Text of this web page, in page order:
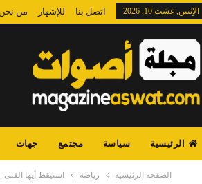
الإثنين, غشت 10, 2026 اتصل بنا للإشهار من نحن
الرئيسية سياسة مجتمع جهات
الصفحة الرئيسية رياضة استيقظ أيها